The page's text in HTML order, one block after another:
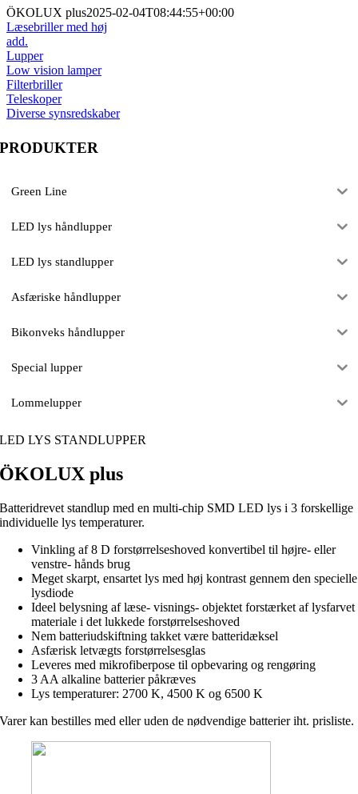
ÖKOLUX plus2025-02-04T08:44:55+00:00
Læsebriller med høj
add.
Lupper
Low vision lamper
Filterbriller
Teleskoper
Diverse synsredskaber
PRODUKTER
Green Line
LED lys håndlupper
LED lys standlupper
Asfæriske håndlupper
Bikonveks håndlupper
Special lupper
Lommelupper
LED LYS STANDLUPPER
ÖKOLUX plus
Batteridrevet standlup med en multi-chip SMD LED lys i 3 forskellige
individuelle lys temperaturer.
Vinkling af 8 D forstørrelseshoved konvertibel til højre- eller
venstre- hånds brug
Meget skarpt, ensartet lys med høj kontrast gennem den specielle
lysdiode
Ideel belysning af læse- visnings- objektet forstærket af lysfarvet
materiale i det lukkede forstørrelseshoved
Nem batteriudskiftning takket være batteridæksel
Asfærisk letvægts forstørrelsesglas
Leveres med mikrofiberpose til opbevaring og rengøring
3 AA alkaline batterier påkræves
Lys temperaturer: 2700 K, 4500 K og 6500 K
Varer kan bestilles med eller uden de nødvendige batterier iht. prisliste.